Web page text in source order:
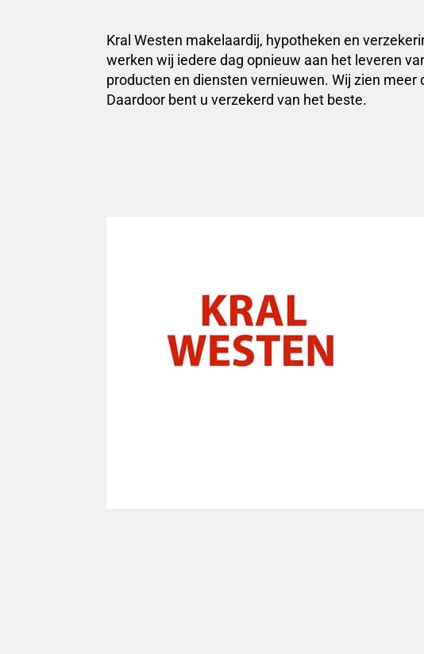
Kral Westen makelaardij, hypotheken en
werken wij iedere dag opnieuw aan het leveren
producten en diensten vernieuwen. Wij zien
Daardoor bent u verzekerd van het beste.